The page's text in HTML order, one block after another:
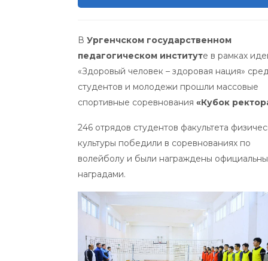
В Ургенчском государственном
педагогическом институте в рамках
«Здоровый человек – здоровая нация»
студентов и молодежи прошли массовые
спортивные соревнования «Кубок
246 отрядов студентов факультета
культуры победили в соревнованиях по
волейболу и были награждены
наградами.